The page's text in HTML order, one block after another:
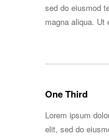
sed do eiusmod
magna aliqua. Ut
One Third
Lorem ipsum
elit, sed do